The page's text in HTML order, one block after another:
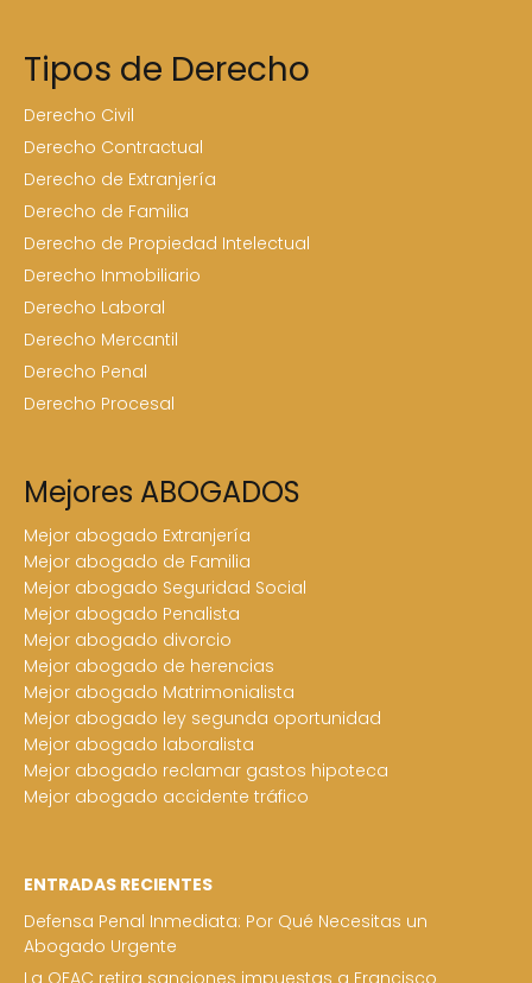
Tipos de Derecho
Derecho Civil
Derecho Contractual
Derecho de Extranjería
Derecho de Familia
Derecho de Propiedad Intelectual
Derecho Inmobiliario
Derecho Laboral
Derecho Mercantil
Derecho Penal
Derecho Procesal
Mejores ABOGADOS
Mejor abogado Extranjería
Mejor abogado de Familia
Mejor abogado Seguridad Social
Mejor abogado Penalista
Mejor abogado divorcio
Mejor abogado de herencias
Mejor abogado Matrimonialista
Mejor abogado ley segunda oportunidad
Mejor abogado laboralista
Mejor abogado reclamar gastos hipoteca
Mejor abogado accidente tráfico
ENTRADAS RECIENTES
Defensa Penal Inmediata: Por Qué Necesitas un
Abogado Urgente
La OFAC retira sanciones impuestas a Francisco